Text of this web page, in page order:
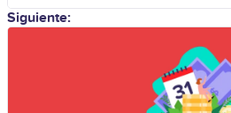
Siguiente: